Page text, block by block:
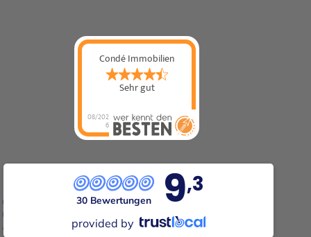
Condé Immobilien
Sehr gut
08/202
6
30 Bewertungen 9,3
provided by
Condé Immobilien
Graf-Adolf-Straße 11
42119 Wuppertal